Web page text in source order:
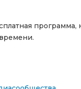
программа,